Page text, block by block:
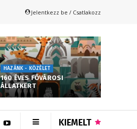
Jelentkezz be / Csatlakozz
HAZÁNK - KÖZÉLET
160 ÉVES FŐVÁROSI
ÁLLATKERT
KIEMELT